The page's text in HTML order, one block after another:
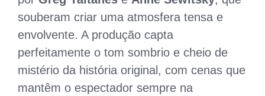
souberam criar uma atmosfera tensa e
envolvente. A produção capta
perfeitamente o tom sombrio e cheio de
mistério da história original, com cenas que
mantêm o espectador sempre na